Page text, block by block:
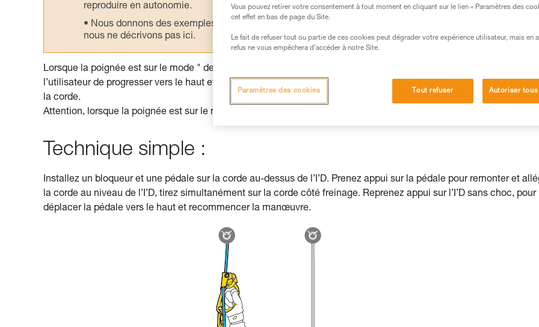
reproduire en autonomie.
Nous donnons des exemples de techniques liées à votre activité. Il peut en exister d’autres que
nous ne décrivons pas ici.
Lorsque la poignée est sur le mode " descente ", la corde n’est pas freinée dans le sens de la montée. Il suffit à
l’utilisateur de progresser vers le haut et d’avaler le mou à mesure de sa progression pour rester toujours en
la corde.
Attention, lorsque la poignée est sur le mode " descente ", l’utilisateur doit tenir en permanence la corde côté
Technique simple :
Installez un bloqueur et une pédale sur la corde au-dessus de l’I’D. Prenez appui sur la pédale pour remonter et
la corde au niveau de l’I’D, tirez simultanément sur la corde côté freinage. Reprenez appui sur l’I’D sans choc, pour
déplacer la pédale vers le haut et recommencer la manœuvre.
Vous pouvez retirer votre consentement à tout moment en cliquant sur le lien « Paramètres des
cet effet en bas de page du Site.
Le fait de refuser tout ou partie de ces cookies peut dégrader votre expérience utilisateur, mais en
refus ne vous empêchera d’accéder à notre Site.
Tout refuser Autoriser
Paramètres des cookies